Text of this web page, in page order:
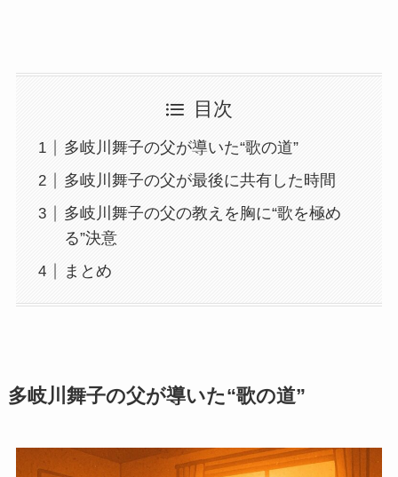
目次
多岐川舞子の父が導いた“歌の道”
多岐川舞子の父が最後に共有した時間
多岐川舞子の父の教えを胸に“歌を極め
る”決意
まとめ
多岐川舞子の父が導いた“歌の道”